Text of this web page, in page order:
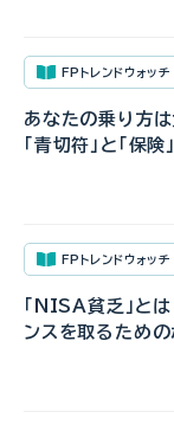
FPトレンドウォッチ
あなたの乗り方
「青切符」と「保
FPトレンドウォッチ
「NISA貧乏」と
ンスを取るための